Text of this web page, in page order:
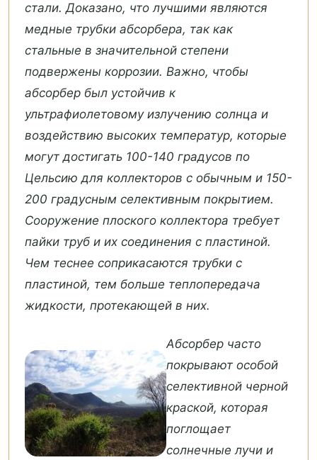
стали. Доказано, что лучшими являются
медные трубки абсорбера, так как
стальные в значительной степени
подвержены коррозии. Важно, чтобы
абсорбер был устойчив к
ультрафиолетовому излучению солнца и
воздействию высоких температур, которые
могут достигать 100-140 градусов по
Цельсию для коллекторов с обычным и 150-
200 градусным селективным покрытием.
Сооружение плоского коллектора требует
пайки труб и их соединения с пластиной.
Чем теснее соприкасаются трубки с
пластиной, тем больше теплопередача
жидкости, протекающей в них.
Абсорбер часто
покрывают особой
селективной черной
краской, которая
поглощает
солнечные лучи и